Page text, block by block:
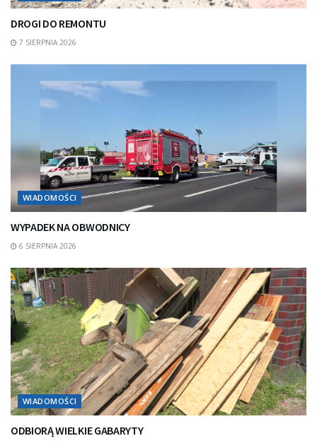
DROGI DO REMONTU
7 SIERPNIA 2026
WIADOMOŚCI
WYPADEK NA OBWODNICY
6 SIERPNIA 2026
WIADOMOŚCI
ODBIORĄ WIELKIE GABARYTY